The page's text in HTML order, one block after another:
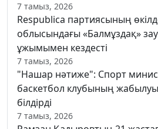
7 тамыз, 2026
Respublica партиясының
облысындағы «Балмұздақ»
ұжымымен кездесті
7 тамыз, 2026
"Нашар нәтиже": Спорт
баскетбол клубының
білдірді
7 тамыз, 2026